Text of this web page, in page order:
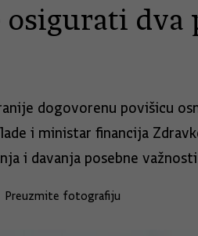
dva
dogovorenu povišicu
i ministar financija
i davanja posebne
Preuzmite fotografiju